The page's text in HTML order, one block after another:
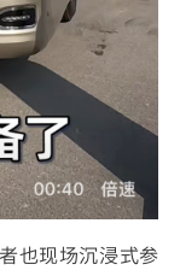
也现场沉浸式参